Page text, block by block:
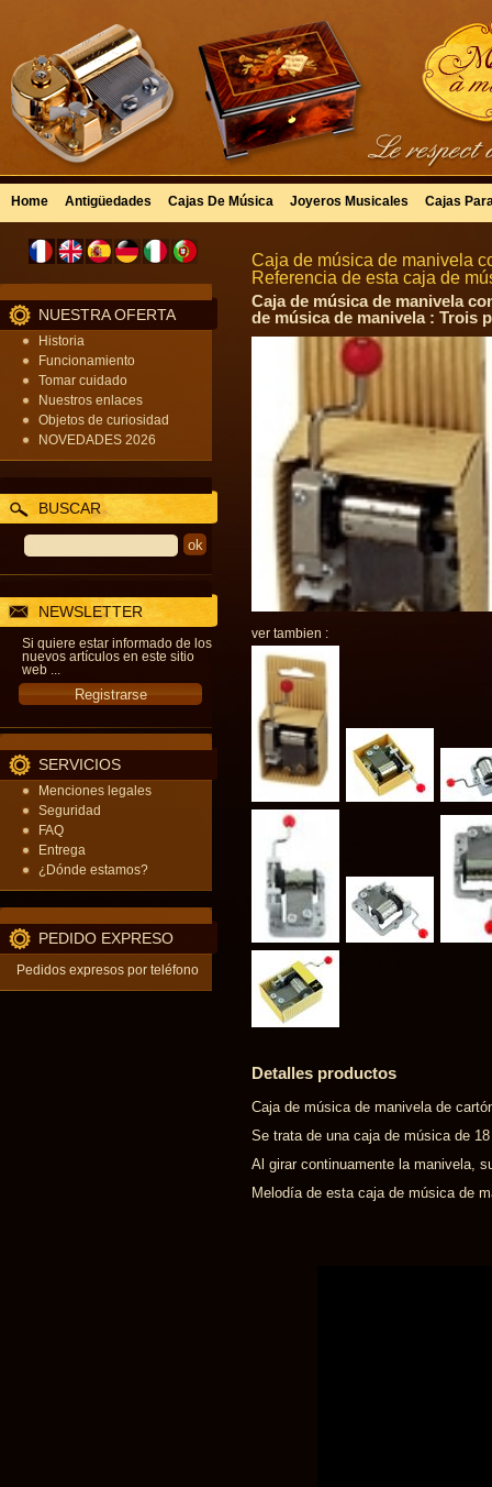
Home Antigüedades Cajas De Música Joyeros Musicales Cajas
NUESTRA OFERTA
Historia
Funcionamiento
Tomar cuidado
Nuestros enlaces
Objetos de curiosidad
NOVEDADES 2026
BUSCAR
NEWSLETTER
Si quiere estar informado de los
nuevos artículos en este sitio
web ...
SERVICIOS
Menciones legales
Seguridad
FAQ
Entrega
¿Dónde estamos?
PEDIDO EXPRESO
Pedidos expresos por teléfono
Caja de música de manivela
Referencia de esta caja de
Caja de música de manivela
de música de manivela : Trois
ver tambien :
Detalles productos
Caja de música de manivela de
Se trata de una caja de música de
Al girar continuamente la manivela,
Melodía de esta caja de música de